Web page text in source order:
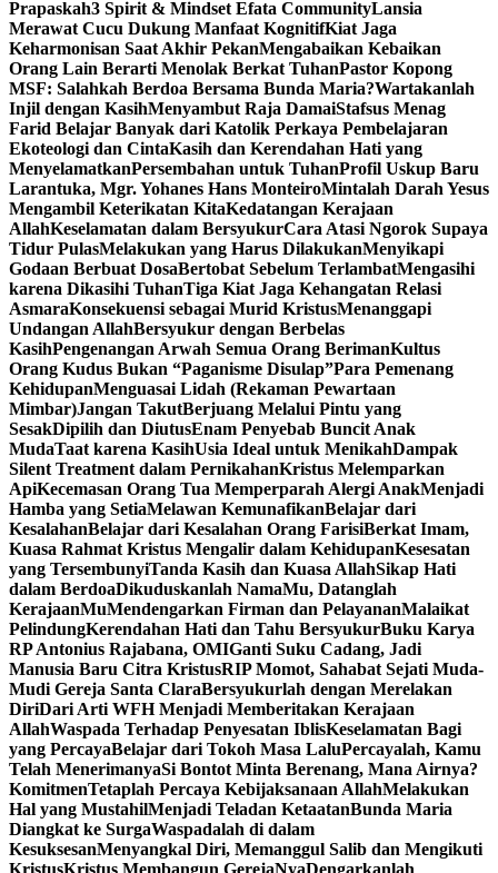
Prapaskah3 Spirit & Mindset Efata CommunityLansia
Merawat Cucu Dukung Manfaat KognitifKiat Jaga
Keharmonisan Saat Akhir PekanMengabaikan Kebaikan
Orang Lain Berarti Menolak Berkat TuhanPastor Kopong
MSF: Salahkah Berdoa Bersama Bunda Maria?Wartakanlah
Injil dengan KasihMenyambut Raja DamaiStafsus Menag
Farid Belajar Banyak dari Katolik Perkaya Pembelajaran
Ekoteologi dan CintaKasih dan Kerendahan Hati yang
MenyelamatkanPersembahan untuk TuhanProfil Uskup Baru
Larantuka, Mgr. Yohanes Hans MonteiroMintalah Darah Yesus
Mengambil Keterikatan KitaKedatangan Kerajaan
AllahKeselamatan dalam BersyukurCara Atasi Ngorok Supaya
Tidur PulasMelakukan yang Harus DilakukanMenyikapi
Godaan Berbuat DosaBertobat Sebelum TerlambatMengasihi
karena Dikasihi TuhanTiga Kiat Jaga Kehangatan Relasi
AsmaraKonsekuensi sebagai Murid KristusMenanggapi
Undangan AllahBersyukur dengan Berbelas
KasihPengenangan Arwah Semua Orang BerimanKultus
Orang Kudus Bukan “Paganisme Disulap”Para Pemenang
KehidupanMenguasai Lidah (Rekaman Pewartaan
Mimbar)Jangan TakutBerjuang Melalui Pintu yang
SesakDipilih dan DiutusEnam Penyebab Buncit Anak
MudaTaat karena KasihUsia Ideal untuk MenikahDampak
Silent Treatment dalam PernikahanKristus Melemparkan
ApiKecemasan Orang Tua Memperparah Alergi AnakMenjadi
Hamba yang SetiaMelawan KemunafikanBelajar dari
KesalahanBelajar dari Kesalahan Orang FarisiBerkat Imam,
Kuasa Rahmat Kristus Mengalir dalam KehidupanKesesatan
yang TersembunyiTanda Kasih dan Kuasa AllahSikap Hati
dalam BerdoaDikuduskanlah NamaMu, Datanglah
KerajaanMuMendengarkan Firman dan PelayananMalaikat
PelindungKerendahan Hati dan Tahu BersyukurBuku Karya
RP Antonius Rajabana, OMIGanti Suku Cadang, Jadi
Manusia Baru Citra KristusRIP Momot, Sahabat Sejati Muda-
Mudi Gereja Santa ClaraBersyukurlah dengan Merelakan
DiriDari Arti WFH Menjadi Memberitakan Kerajaan
AllahWaspada Terhadap Penyesatan IblisKeselamatan Bagi
yang PercayaBelajar dari Tokoh Masa LaluPercayalah, Kamu
Telah MenerimanyaSi Bontot Minta Berenang, Mana Airnya?
KomitmenTetaplah Percaya Kebijaksanaan AllahMelakukan
Hal yang MustahilMenjadi Teladan KetaatanBunda Maria
Diangkat ke SurgaWaspadalah di dalam
KesuksesanMenyangkal Diri, Memanggul Salib dan Mengikuti
KristusKristus Membangun GerejaNyaDengarkanlah